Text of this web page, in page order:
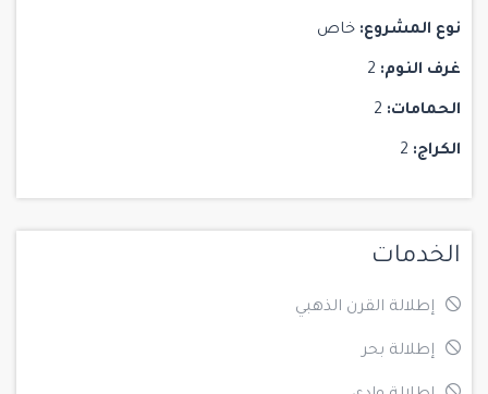
نوع المشروع: خاص
غرف النوم:
الحمامات:
الكراج:
الخدمات
إطلالة القرن الذهبي
إطلالة بحر